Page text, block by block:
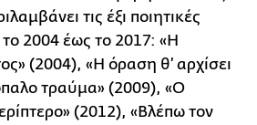
τις έξι ποιητικές
2004 έως το 2017: «Η
(2004), «Η όραση θ’ αρχίσει
τραύμα» (2009), «Ο
(2012), «Βλέπω τον